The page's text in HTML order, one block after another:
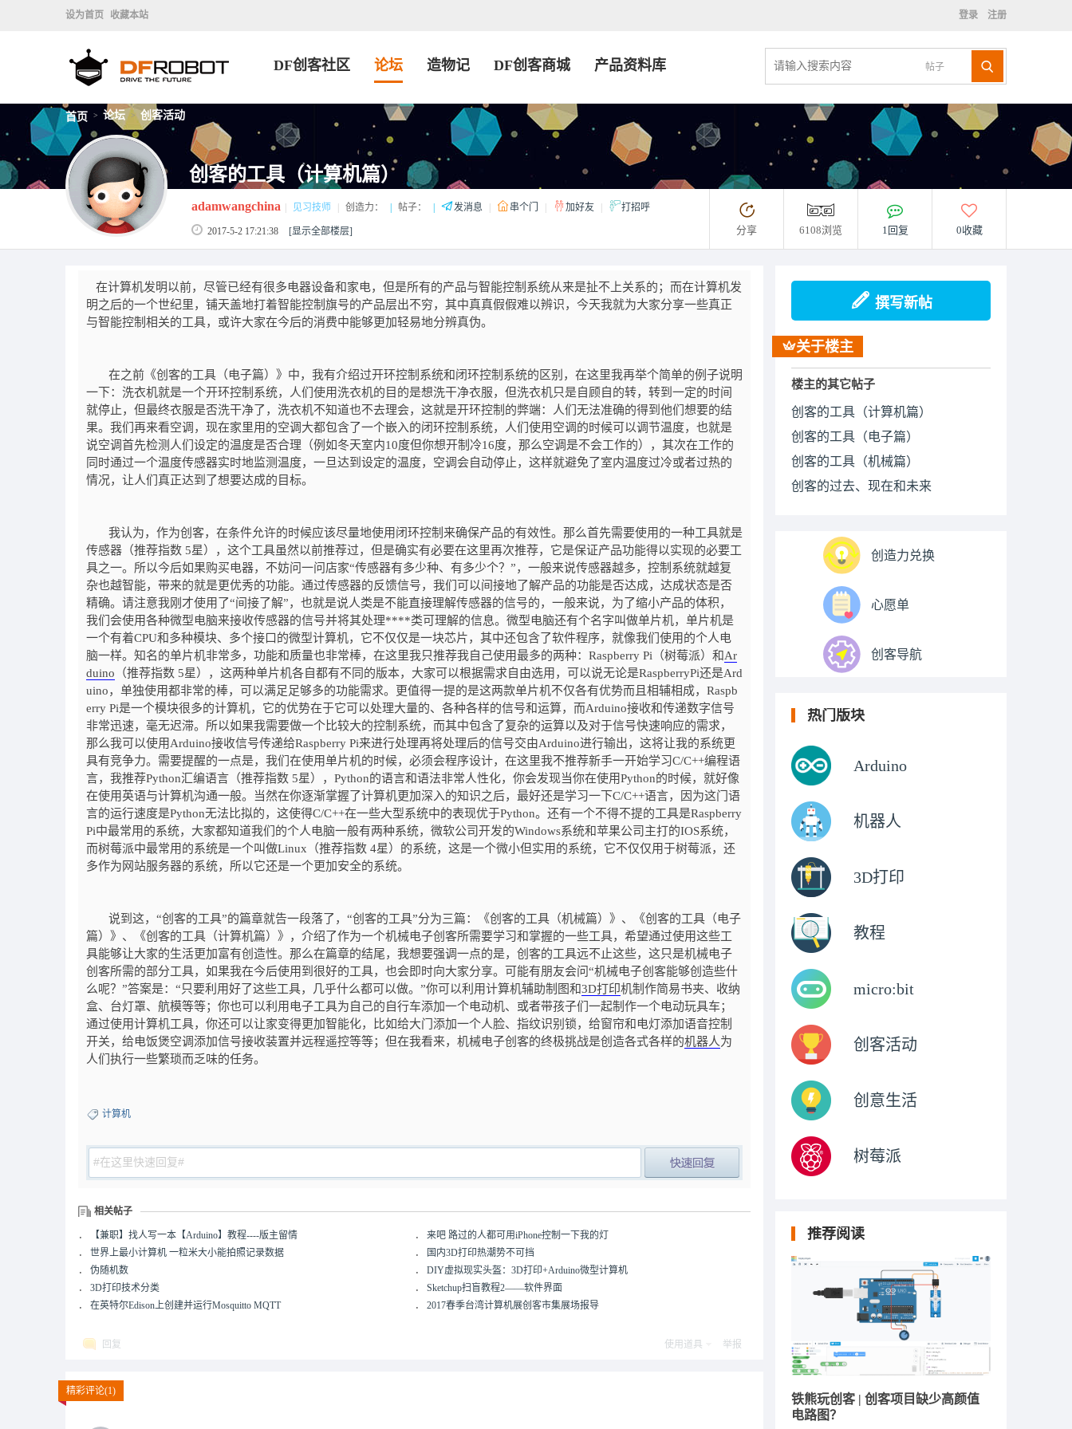
设为首页 收藏本站 登录 注册
帖子
DF创客社区 论坛 造物记 DF创客商城 产品资料库
首页 > 论坛 > 创客活动
创客的工具（计算机篇）
adamwangchina 见习技师 创造力： 帖子： 发消息 串个门 加好友 打招呼
2017-5-2 17:21:38 [显示全部楼层] 分享 6108浏览 1回复 0收藏
在计算机发明以前，尽管已经有很多电器设备和家电，但是所有的产品与智能控制系统从来是扯不上关系的；而在计算机发
明之后的一个世纪里，铺天盖地打着智能控制旗号的产品层出不穷，其中真真假假难以辨识，今天我就为大家分享一些真正
与智能控制相关的工具，或许大家在今后的消费中能够更加轻易地分辨真伪。
在之前《创客的工具（电子篇）》中，我有介绍过开环控制系统和闭环控制系统的区别，在这里我再举个简单的例子说明
一下：洗衣机就是一个开环控制系统，人们使用洗衣机的目的是想洗干净衣服，但洗衣机只是自顾自的转，转到一定的时间
就停止，但最终衣服是否洗干净了，洗衣机不知道也不去理会，这就是开环控制的弊端：人们无法准确的得到他们想要的结
果。我们再来看空调，现在家里用的空调大都包含了一个嵌入的闭环控制系统，人们使用空调的时候可以调节温度，也就是
说空调首先检测人们设定的温度是否合理（例如冬天室内10度但你想开制冷16度，那么空调是不会工作的），其次在工作的
同时通过一个温度传感器实时地监测温度，一旦达到设定的温度，空调会自动停止，这样就避免了室内温度过冷或者过热的
情况，让人们真正达到了想要达成的目标。
我认为，作为创客，在条件允许的时候应该尽量地使用闭环控制来确保产品的有效性。那么首先需要使用的一种工具就是
传感器（推荐指数 5星），这个工具虽然以前推荐过，但是确实有必要在这里再次推荐，它是保证产品功能得以实现的必要工
具之一。所以今后如果购买电器，不妨问一问店家“传感器有多少种、有多少个？”，一般来说传感器越多，控制系统就越复
杂也越智能，带来的就是更优秀的功能。通过传感器的反馈信号，我们可以间接地了解产品的功能是否达成，达成状态是否
精确。请注意我刚才使用了“间接了解”，也就是说人类是不能直接理解传感器的信号的，一般来说，为了缩小产品的体积，
我们会使用各种微型电脑来接收传感器的信号并将其处理****类可理解的信息。微型电脑还有个名字叫做单片机，单片机是
一个有着CPU和多种模块、多个接口的微型计算机，它不仅仅是一块芯片，其中还包含了软件程序，就像我们使用的个人电
脑一样。知名的单片机非常多，功能和质量也非常棒，在这里我只推荐我自己使用最多的两种：Raspberry Pi（树莓派）和Ar
duino （推荐指数 5星），这两种单片机各自都有不同的版本，大家可以根据需求自由选用，可以说无论是RaspberryPi还是Ard
uino，单独使用都非常的棒，可以满足足够多的功能需求。更值得一提的是这两款单片机不仅各有优势而且相辅相成，Raspb
erry Pi是一个模块很多的计算机，它的优势在于它可以处理大量的、各种各样的信号和运算，而Arduino接收和传递数字信号
非常迅速，毫无迟滞。所以如果我需要做一个比较大的控制系统，而其中包含了复杂的运算以及对于信号快速响应的需求，
那么我可以使用Arduino接收信号传递给Raspberry Pi来进行处理再将处理后的信号交由Arduino进行输出，这将让我的系统更
具有竞争力。需要提醒的一点是，我们在使用单片机的时候，必须会程序设计，在这里我不推荐新手一开始学习C/C++编程语
言，我推荐Python汇编语言（推荐指数 5星），Python的语言和语法非常人性化，你会发现当你在使用Python的时候，就好像
在使用英语与计算机沟通一般。当然在你逐渐掌握了计算机更加深入的知识之后，最好还是学习一下C/C++语言，因为这门语
言的运行速度是Python无法比拟的，这使得C/C++在一些大型系统中的表现优于Python。还有一个不得不提的工具是Raspberry
Pi中最常用的系统，大家都知道我们的个人电脑一般有两种系统，微软公司开发的Windows系统和苹果公司主打的IOS系统，
而树莓派中最常用的系统是一个叫做Linux（推荐指数 4星）的系统，这是一个微小但实用的系统，它不仅仅用于树莓派，还
多作为网站服务器的系统，所以它还是一个更加安全的系统。
说到这，“创客的工具”的篇章就告一段落了，“创客的工具”分为三篇：《创客的工具（机械篇）》、《创客的工具（电子
篇）》、《创客的工具（计算机篇）》，介绍了作为一个机械电子创客所需要学习和掌握的一些工具，希望通过使用这些工
具能够让大家的生活更加富有创造性。那么在篇章的结尾，我想要强调一点的是，创客的工具远不止这些，这只是机械电子
创客所需的部分工具，如果我在今后使用到很好的工具，也会即时向大家分享。可能有朋友会问“机械电子创客能够创造些什
么呢？”答案是：“只要利用好了这些工具，几乎什么都可以做。”你可以利用计算机辅助制图和3D打印机制作简易书夹、收纳
盒、台灯罩、航模等等；你也可以利用电子工具为自己的自行车添加一个电动机、或者带孩子们一起制作一个电动玩具车；
通过使用计算机工具，你还可以让家变得更加智能化，比如给大门添加一个人脸、指纹识别锁，给窗帘和电灯添加语音控制
开关，给电饭煲空调添加信号接收装置并远程遥控等等；但在我看来，机械电子创客的终极挑战是创造各式各样的机器人为
人们执行一些繁琐而乏味的任务。
计算机
相关帖子
． 【兼职】找人写一本【Arduino】教程----版主留情 ． 来吧 路过的人都可用iPhone控制一下我的灯
． 世界上最小计算机 一粒米大小能拍照记录数据 ．
国内3D打印热潮势不可挡
． 伪随机数 ． DIY虚拟现实头盔：3D打印+Arduino微型计算机
． 3D打印技术分类 ． Sketchup扫盲教程2——软件界面
． 在英特尔Edison上创建并运行Mosquitto MQTT ． 2017春季台湾计算机展创客市集展场报导
回复 使用道具 举报
精彩评论(1)
撰写新帖
关于楼主
楼主的其它帖子
创客的工具（计算机篇）
创客的工具（电子篇）
创客的工具（机械篇）
创客的过去、现在和未来
创造力兑换
心愿单
创客导航
热门版块
Arduino
机器人
3D打印
教程
micro:bit
创客活动
创意生活
树莓派
推荐阅读
铁熊玩创客 | 创客项目缺少高颜值
电路图？